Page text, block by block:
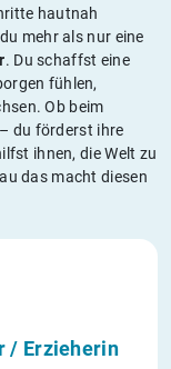
hautnah
mehr als nur eine
. Du schaffst eine
fühlen,
Ob beim
– du förderst ihre
ihnen, die Welt zu
das macht diesen
/ Erzieherin